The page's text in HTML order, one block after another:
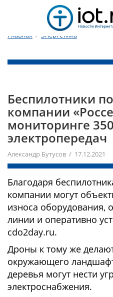
Главная / Энергетика
Беспилотники
компании
мониторинге
электропередач
Александр Бутусов / 17.12.2021
Благодаря
компании могут
износа оборудования,
линии и оперативно
cdo2day.ru.
Дроны к тому же
окружающего
деревья могут нести
электроснабжения.